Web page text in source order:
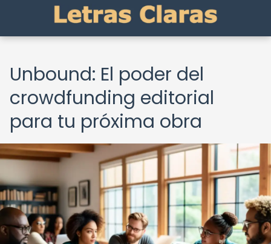
Unbound: El poder del
crowdfunding editorial
para tu próxima obra